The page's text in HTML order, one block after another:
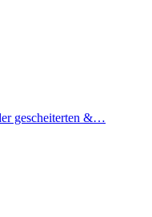
gescheiterten &…